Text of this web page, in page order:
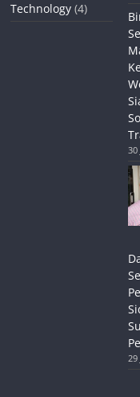
Technology (4)
30
29